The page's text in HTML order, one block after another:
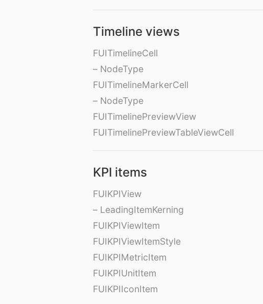
Timeline views
FUITimelineCell
– NodeType
FUITimelineMarkerCell
– NodeType
FUITimelinePreviewView
FUITimelinePreviewTableViewCell
KPI items
FUIKPIView
– LeadingItemKerning
FUIKPIViewItem
FUIKPIViewItemStyle
FUIKPIMetricItem
FUIKPIUnitItem
FUIKPIIconItem